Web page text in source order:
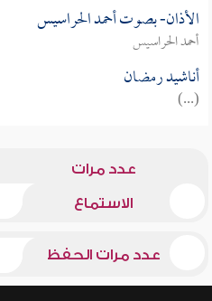
الأذان- بصوت أحمد الحراسيس
أحمد الحراسيس
أناشيد رمضان
(...)
عدد مرات
الاستماع
عدد مرات الحفظ